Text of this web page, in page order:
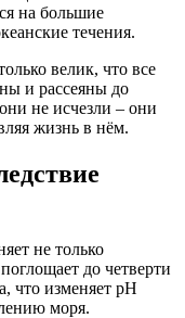
на большие
течения.
велик, что все
и рассеяны до
не исчезли – они
жизнь в нём.
не только
до четверти
что изменяет рН
моря.